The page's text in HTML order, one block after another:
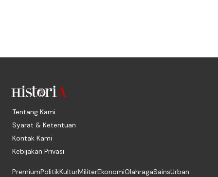
Tentang Kami
Syarat & Ketentuan
Kontak Kami
Kebijakan Privasi
PremiumPolitikKulturMiliterEkonomiOlahragaSainsUrban